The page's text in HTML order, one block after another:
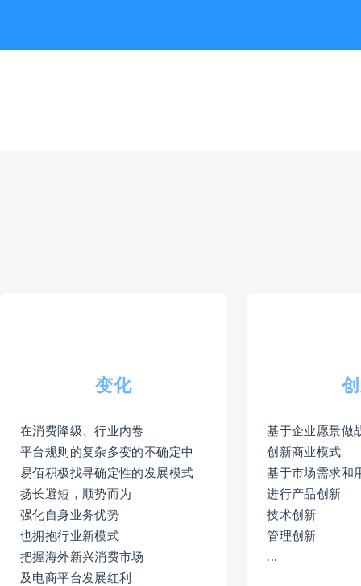
变化
在消费降级、行业内卷
平台规则的复杂多变的不确定中
易佰积极找寻确定性的发展模式
扬长避短，顺势而为
强化自身业务优势
也拥抱行业新模式
把握海外新兴消费市场
及电商平台发展红利
基于企业愿景做
创新商业模式
基于市场需求和
进行产品创新
技术创新
管理创新
...